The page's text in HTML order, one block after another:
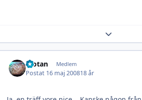
Expand
Wotan Medlem
Postat 16 maj 200818 år